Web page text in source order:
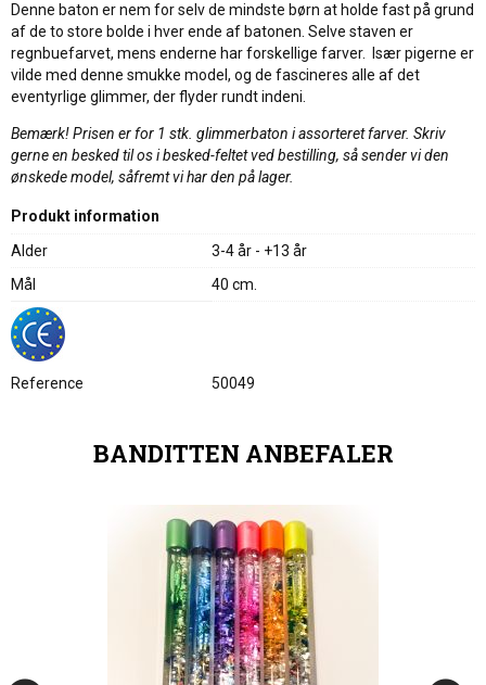
Denne baton er nem for selv de mindste børn at holde fast på grund
af de to store bolde i hver ende af batonen. Selve staven er
regnbuefarvet, mens enderne har forskellige farver. Især pigerne er
vilde med denne smukke model, og de fascineres alle af det
eventyrlige glimmer, der flyder rundt indeni.
Bemærk! Prisen er for 1 stk. glimmerbaton i assorteret farver. Skriv
gerne en besked til os i besked-feltet ved bestilling, så sender vi den
ønskede model, såfremt vi har den på lager.
Produkt information
Alder
3-4 år - +13 år
Mål
40 cm.
Reference 50049
BANDITTEN ANBEFALER